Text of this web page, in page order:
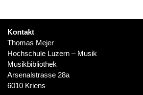
Kontakt
Thomas Mejer
Hochschule Luzern – Musik
Musikbibliothek
Arsenalstrasse 28a
6010 Kriens